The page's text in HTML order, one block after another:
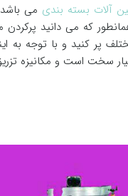
آلات بسته بندی می
که می دانید
پر کنید و با توجه
سخت است و مکانیزه